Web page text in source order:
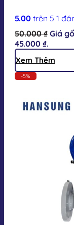
5.00 trên 5 1
50.000₫ Giá
45.000 ₫.
Xem Thêm
-5%